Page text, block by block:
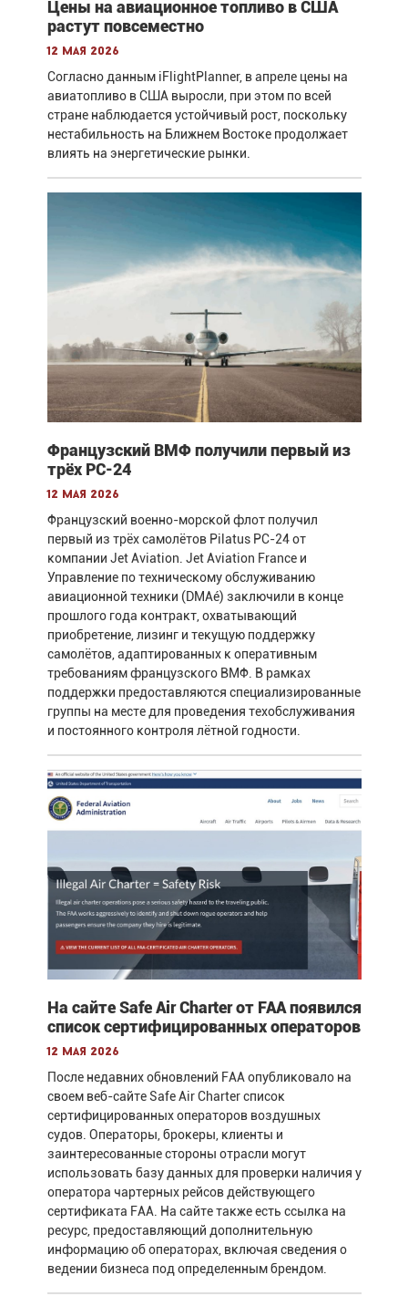
Цены на авиационное топливо в США
растут повсеместно
12 мая 2026
Согласно данным iFlightPlanner, в апреле цены на
авиатопливо в США выросли, при этом по всей
стране наблюдается устойчивый рост, поскольку
нестабильность на Ближнем Востоке продолжает
влиять на энергетические рынки.
Французский ВМФ получили первый из
трёх PC-24
12 мая 2026
Французский военно-морской флот получил
первый из трёх самолётов Pilatus PC-24 от
компании Jet Aviation. Jet Aviation France и
Управление по техническому обслуживанию
авиационной техники (DMAé) заключили в конце
прошлого года контракт, охватывающий
приобретение, лизинг и текущую поддержку
самолётов, адаптированных к оперативным
требованиям французского ВМФ. В рамках
поддержки предоставляются специализированные
группы на месте для проведения техобслуживания
и постоянного контроля лётной годности.
На сайте Safe Air Charter от FAA появился
список сертифицированных операторов
12 мая 2026
После недавних обновлений FAA опубликовало на
своем веб-сайте Safe Air Charter список
сертифицированных операторов воздушных
судов. Операторы, брокеры, клиенты и
заинтересованные стороны отрасли могут
использовать базу данных для проверки наличия у
оператора чартерных рейсов действующего
сертификата FAA. На сайте также есть ссылка на
ресурс, предоставляющий дополнительную
информацию об операторах, включая сведения о
ведении бизнеса под определенным брендом.